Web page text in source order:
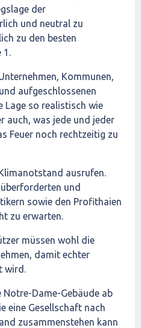
der
und neutral zu
zu den besten
1.
Kommunen,
aufgeschlossenen
Lage so realistisch wie
auch, was jede und jeder
Feuer noch rechtzeitig zu
ausrufen.
und
sowie den Profithaien
zu erwarten.
müssen wohl die
damit echter
wird.
Dame-Gebäude ab
eine Gesellschaft nach
zusammenstehen kann